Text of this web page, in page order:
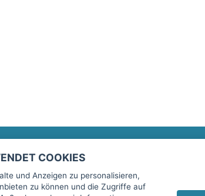
fitnessmarkt.de
COOKIES
und Anzeigen zu personalisieren,
zu können und die Zugriffe auf